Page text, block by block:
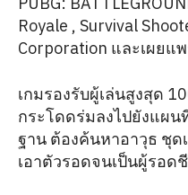
Royale , Survival
Corporation และเผยแ
เกมรองรับผู้เล่นสูงสุด
กระโดดร่มลงไปยังแผ
ฐาน ต้องค้นหาอาวุธ ชุด
เอาตัวรอดจนเป็นผู้รอด